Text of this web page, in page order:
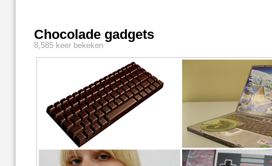
Chocolade gadgets
8,585 keer bekeken